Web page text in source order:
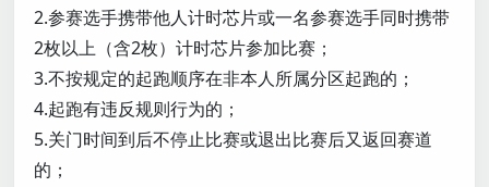
2.参赛选手携带他人计时芯片或一名参赛选手同时携带
2枚以上（含2枚）计时芯片参加比赛；
3.不按规定的起跑顺序在非本人所属分区起跑的；
4.起跑有违反规则行为的；
5.关门时间到后不停止比赛或退出比赛后又返回赛道
的；